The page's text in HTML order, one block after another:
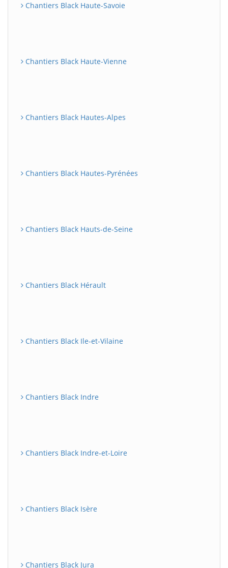
Chantiers Black Haute-Savoie
Chantiers Black Haute-Vienne
Chantiers Black Hautes-Alpes
Chantiers Black Hautes-Pyrénées
Chantiers Black Hauts-de-Seine
Chantiers Black Hérault
Chantiers Black Ile-et-Vilaine
Chantiers Black Indre
Chantiers Black Indre-et-Loire
Chantiers Black Isère
Chantiers Black Jura